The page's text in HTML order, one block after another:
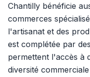
Chantilly bénéficie
commerces
l'artisanat et des
est complétée par
permettent l'accès à
diversité